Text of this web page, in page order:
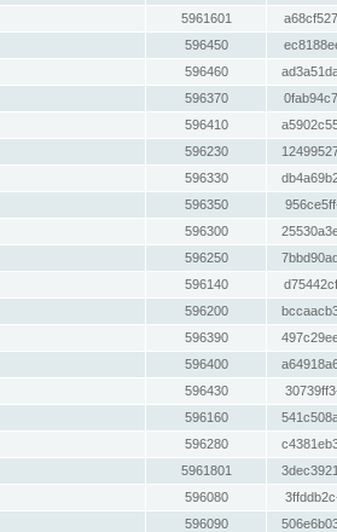
5961601
596450
596460
596370
596410
596230
596330
596350
596300
596250
596140
596200
596390
596400
596430
596160
596280
5961801
596080
596090